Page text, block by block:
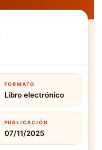
FORMATO
Libro electrónico
PUBLICACIÓN
07/11/2025